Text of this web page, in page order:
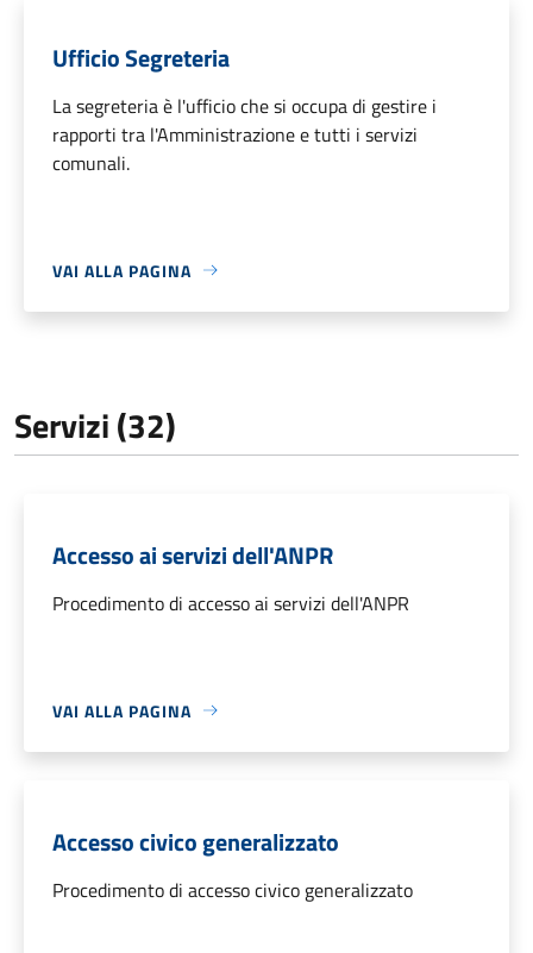
Ufficio Segreteria
La segreteria è l'ufficio che si occupa di gestire i
rapporti tra l'Amministrazione e tutti i servizi
comunali.
VAI ALLA PAGINA
Servizi (32)
Accesso ai servizi dell'ANPR
Procedimento di accesso ai servizi dell'ANPR
VAI ALLA PAGINA
Accesso civico generalizzato
Procedimento di accesso civico generalizzato